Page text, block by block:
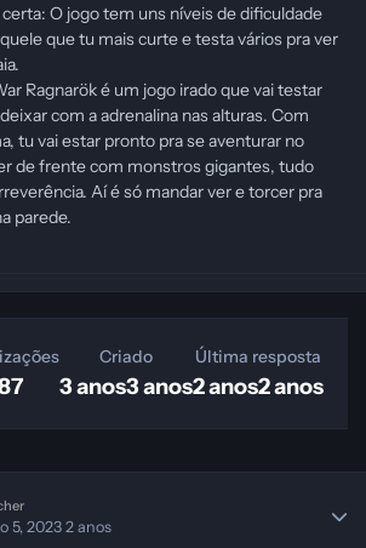
O jogo tem uns níveis de dificuldade
que tu mais curte e testa vários pra ver
Ragnarök é um jogo irado que vai testar
com a adrenalina nas alturas. Com
tu vai estar pronto pra se aventurar no
de frente com monstros gigantes, tudo
Aí é só mandar ver e torcer pra
parede.
Criado
3 anos3 anos
Última resposta
2 anos2 anos
5, 20232 anos